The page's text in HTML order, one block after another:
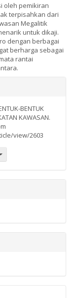
oleh pemikiran
terpisahkan dari
Megalitik
untuk dikaji.
dengan berbagai
berharga sebagai
rantai
BENTUK
KAWASAN.
view/2603